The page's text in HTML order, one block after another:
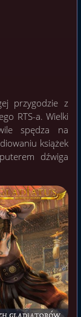
przygodzie z
RTS-a. Wielki
spędza na
książek
dźwiga